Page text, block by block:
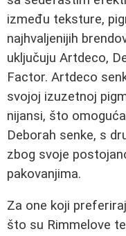
između teksture,
najhvaljenijih
uključuju Artdeco,
Factor. Artdeco
svojoj izuzetnoj
nijansi, što
Deborah senke, s
zbog svoje
pakovanjima.
Za one koji
što su Rimmelove